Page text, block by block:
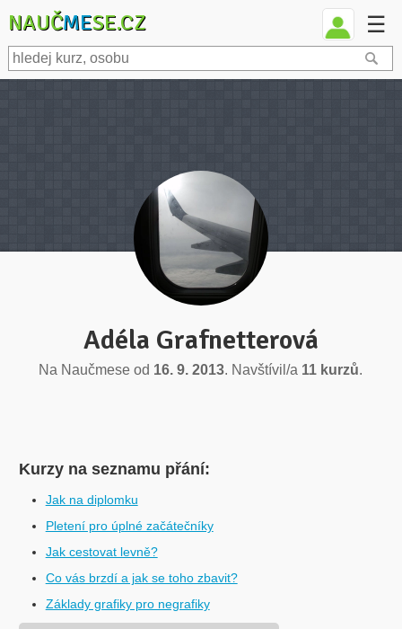
NAUČMESE.CZ ☰
Adéla Grafnetterová
Na Naučmese od 16. 9. 2013. Navštívil/a 11 kurzů.
Kurzy na seznamu přání:
Jak na diplomku
Pletení pro úplné začátečníky
Jak cestovat levně?
Co vás brzdí a jak se toho zbavit?
Základy grafiky pro negrafiky